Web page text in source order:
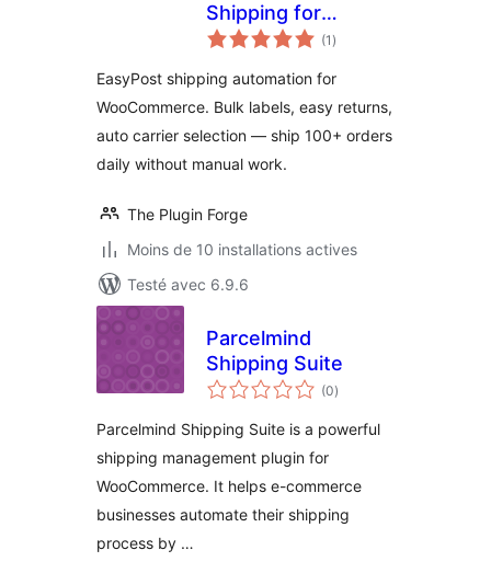
Shipping for
EasyPost
Bulk Labels, Easy
Returns, Zero
Manual Work
(1 notes
en
)
EasyPost shipping automation for
WooCommerce. Bulk labels, easy returns,
auto carrier selection — ship 100+ orders
daily without manual work.
The Plugin Forge
Moins de 10 installations actives
Testé avec 6.9.6
Parcelmind
Shipping Suite
(0notes
en
)
Parcelmind Shipping Suite is a powerful
shipping management plugin for
WooCommerce. It helps e-commerce
businesses automate their shipping
process by …